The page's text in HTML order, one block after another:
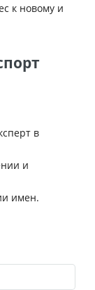
к новому и
в
и
имен.